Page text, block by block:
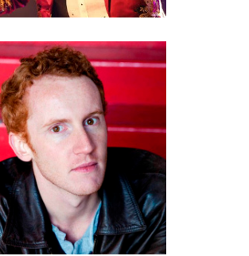
MAXIMIN MARCHAND
6.Contre-ténor